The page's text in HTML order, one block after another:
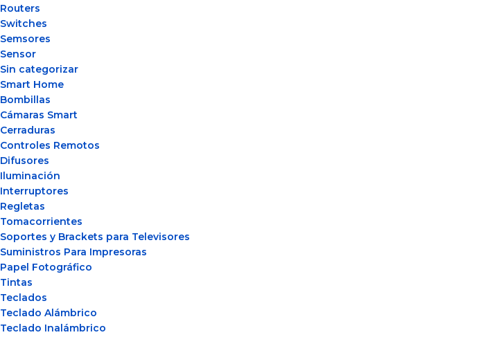
Routers
Switches
Semsores
Sensor
Sin categorizar
Smart Home
Bombillas
Cámaras Smart
Cerraduras
Controles Remotos
Difusores
Iluminación
Interruptores
Regletas
Tomacorrientes
Soportes y Brackets para Televisores
Suministros Para Impresoras
Papel Fotográfico
Tintas
Teclados
Teclado Alámbrico
Teclado Inalámbrico